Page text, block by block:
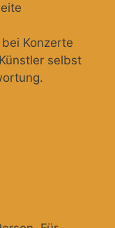
Konzerte
selbst